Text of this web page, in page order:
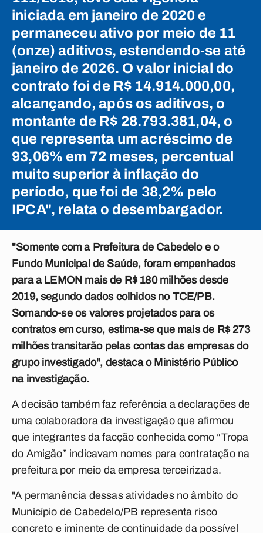
iniciada em janeiro de 2020 e
permaneceu ativo por meio de 11
(onze) aditivos, estendendo-se até
janeiro de 2026. O valor inicial do
contrato foi de R$ 14.914.000,00,
alcançando, após os aditivos, o
montante de R$ 28.793.381,04, o
que representa um acréscimo de
93,06% em 72 meses, percentual
muito superior à inflação do
período, que foi de 38,2% pelo
IPCA", relata o desembargador.
"Somente com a Prefeitura de Cabedelo e o
Fundo Municipal de Saúde, foram empenhados
para a LEMON mais de R$ 180 milhões desde
2019, segundo dados colhidos no TCE/PB.
Somando-se os valores projetados para os
contratos em curso, estima-se que mais de R$ 273
milhões transitarão pelas contas das empresas do
grupo investigado", destaca o Ministério Público
na investigação.
A decisão também faz referência a declarações de
uma colaboradora da investigação que afirmou
que integrantes da facção conhecida como “Tropa
do Amigão” indicavam nomes para contratação na
prefeitura por meio da empresa terceirizada.
"A permanência dessas atividades no âmbito do
Município de Cabedelo/PB representa risco
concreto e iminente de continuidade da possível